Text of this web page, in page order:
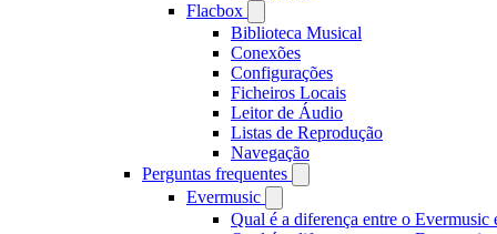
Flacbox
Biblioteca Musical
Conexões
Configurações
Ficheiros Locais
Leitor de Áudio
Listas de Reprodução
Navegação
Perguntas frequentes
Evermusic
Qual é a diferença entre o Evermusic